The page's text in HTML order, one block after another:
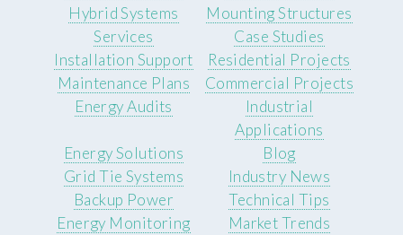
Hybrid Systems
Mounting Structures
Services
Installation Support
Maintenance Plans
Energy Audits
Case Studies
Residential Projects
Commercial Projects
Industrial
Applications
Energy Solutions
Grid Tie Systems
Backup Power
Energy Monitoring
Blog
Industry News
Technical Tips
Market Trends